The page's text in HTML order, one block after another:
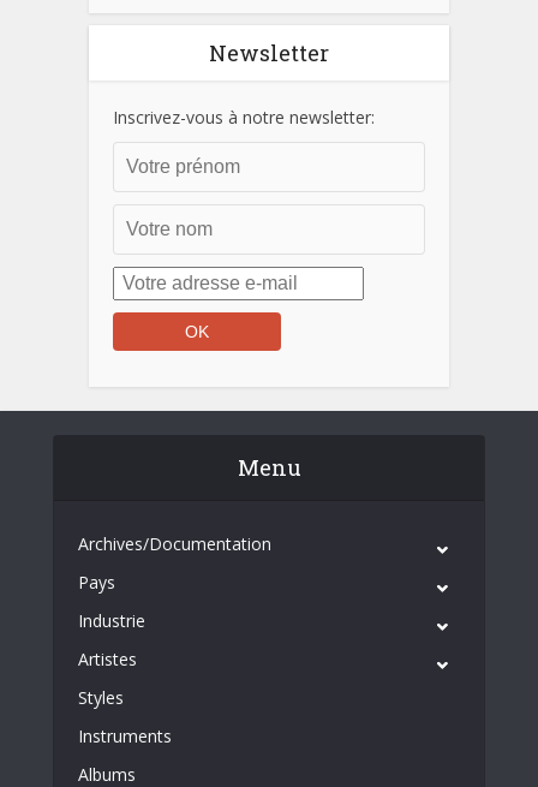
Newsletter
Inscrivez-vous à notre newsletter:
Menu
Archives/Documentation
Pays
Industrie
Artistes
Styles
Instruments
Albums